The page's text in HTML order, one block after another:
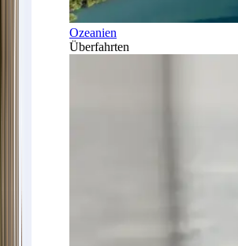
Ozeanien
Überfahrten